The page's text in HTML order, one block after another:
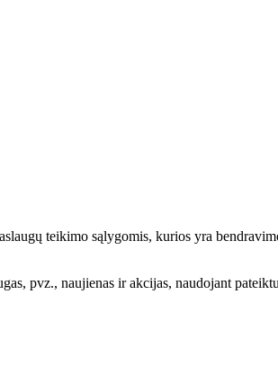
teikimo sąlygomis, kurios yra
pvz., naujienas ir akcijas, naudojant